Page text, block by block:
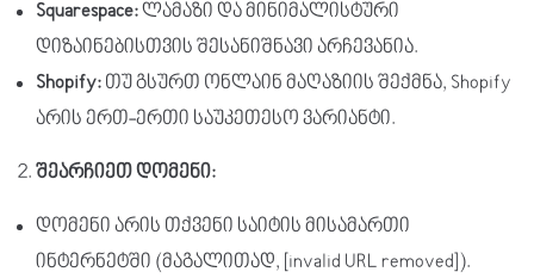
Squarespace:ლამაზი და მინიმალისტური
დიზაინებისთვის შესანიშნავი არჩევანია.
Shopify: თუ გსურთ ონლაინ მაღაზიის შექმნა, Shopify
არის ერთ-ერთი საუკეთესო ვარიანტი.
შეარჩიეთდომენი:
დომენი არის თქვენი საიტის მისამართი
ინტერნეტში (მაგალითად, [invalid URL removed]).